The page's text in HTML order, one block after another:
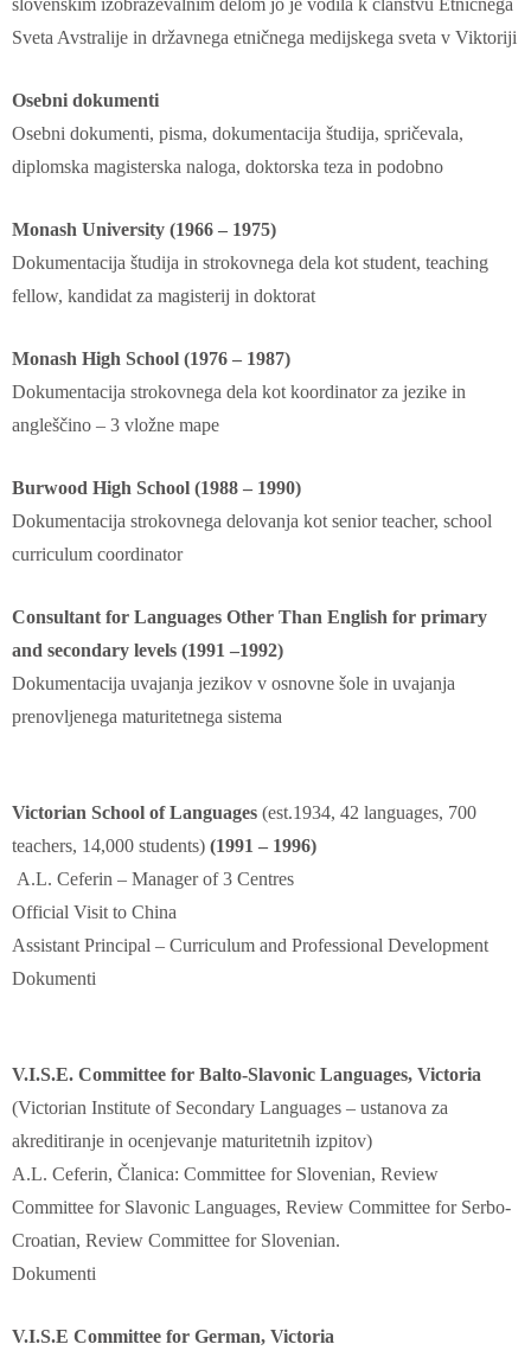
Sveta Avstralije in državnega etničnega medijskega sveta v Viktoriji
Osebni dokumenti
Osebni dokumenti, pisma, dokumentacija študija, spričevala,
diplomska magisterska naloga, doktorska teza in podobno
Monash University (1966 – 1975)
Dokumentacija študija in strokovnega dela kot student, teaching
fellow, kandidat za magisterij in doktorat
Monash High School (1976 – 1987)
Dokumentacija strokovnega dela kot koordinator za jezike in
angleščino – 3 vložne mape
Burwood High School (1988 – 1990)
Dokumentacija strokovnega delovanja kot senior teacher, school
curriculum coordinator
Consultant for Languages Other Than English for primary
and secondary levels (1991 –1992)
Dokumentacija uvajanja jezikov v osnovne šole in uvajanja
prenovljenega maturitetnega sistema
Victorian School of Languages (est.1934, 42 languages, 700
teachers, 14,000 students) (1991 – 1996)
A.L. Ceferin – Manager of 3 Centres
Official Visit to China
Assistant Principal – Curriculum and Professional Development
Dokumenti
V.I.S.E. Committee for Balto-Slavonic Languages, Victoria
(Victorian Institute of Secondary Languages – ustanova za
akreditiranje in ocenjevanje maturitetnih izpitov)
A.L. Ceferin, Članica: Committee for Slovenian, Review
Committee for Slavonic Languages, Review Committee for Serbo-
Croatian, Review Committee for Slovenian.
Dokumenti
V.I.S.E Committee for German, Victoria